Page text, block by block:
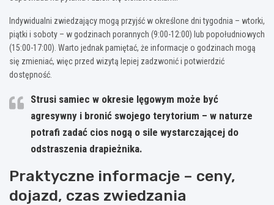
Indywidualni zwiedzający mogą przyjść w określone dni tygodnia – wtorki,
piątki i soboty – w godzinach porannych (9:00-12:00) lub popołudniowych
(15:00-17:00). Warto jednak pamiętać, że informacje o godzinach mogą
się zmieniać, więc przed wizytą lepiej zadzwonić i potwierdzić
dostępność.
Strusi samiec w okresie lęgowym może być
agresywny i bronić swojego terytorium – w naturze
potrafi zadać cios nogą o sile wystarczającej do
odstraszenia drapieżnika.
Praktyczne informacje – ceny,
dojazd, czas zwiedzania